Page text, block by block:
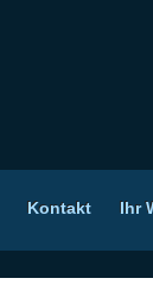
Kontakt Ihr